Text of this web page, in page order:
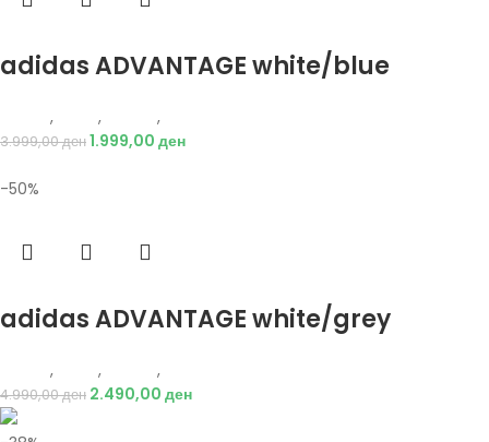
adidas ADVANTAGE white/blue
, , ,
3.999,00ден1.999,00 ден
-50%
adidas ADVANTAGE white/grey
, , ,
4.990,00ден 2.490,00 ден